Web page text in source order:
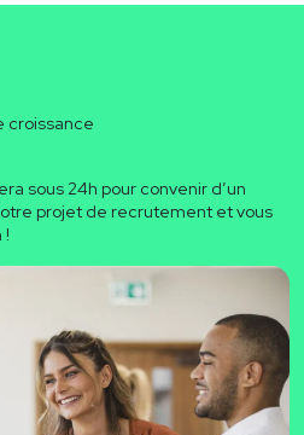
croissance
sous 24h pour convenir d’un
projet de recrutement et vous
!